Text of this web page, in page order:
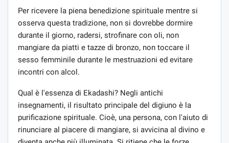
Per ricevere la piena benedizione spirituale mentre si
osserva questa tradizione, non si dovrebbe dormire
durante il giorno, radersi, strofinare con oli, non
mangiare da piatti e tazze di bronzo, non toccare il
sesso femminile durante le mestruazioni ed evitare
incontri con alcol.
Qual è l'essenza di Ekadashi? Negli antichi
insegnamenti, il risultato principale del digiuno è la
purificazione spirituale. Cioè, una persona, con l'aiuto di
rinunciare al piacere di mangiare, si avvicina al divino e